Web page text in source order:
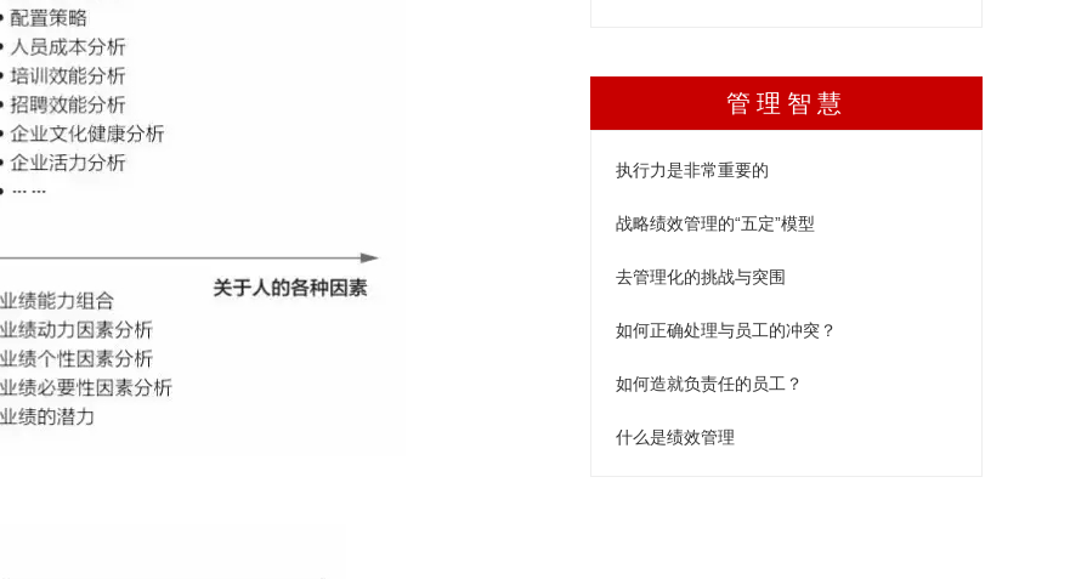
管理智慧
执行力是非常重要的
战略绩效管理的“五定”模型
去管理化的挑战与突围
如何正确处理与员工的冲突？
如何造就负责任的员工？
什么是绩效管理